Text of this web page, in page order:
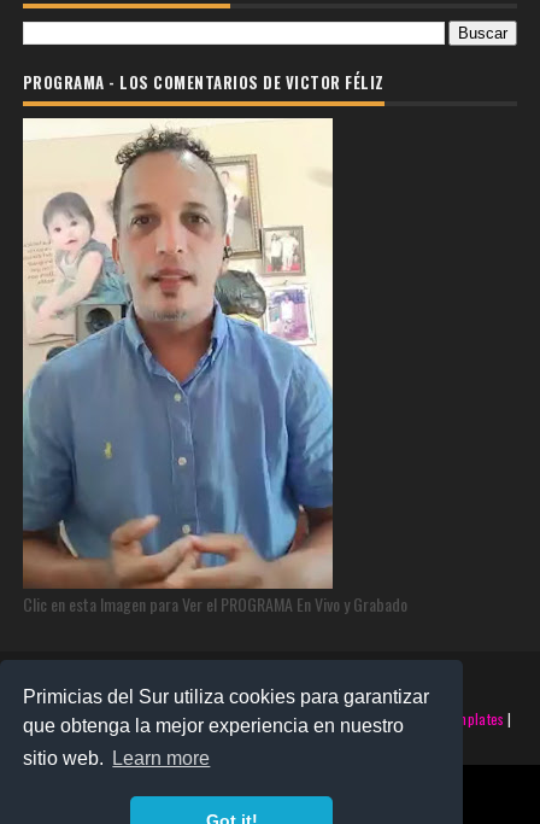
Primicias del Sur utiliza cookies para garantizar
que obtenga la mejor experiencia en nuestro
sitio web.
Learn more
PROGRAMA - LOS COMENTARIOS DE VICTOR FÉLIZ
Clic en esta Imagen para Ver el PROGRAMA En Vivo y Grabado
©2025 PRIMICIAS DEL SUR | Derechos Reservados | Creado con SoraTemplates |
Realizado porSANTO MONTERO